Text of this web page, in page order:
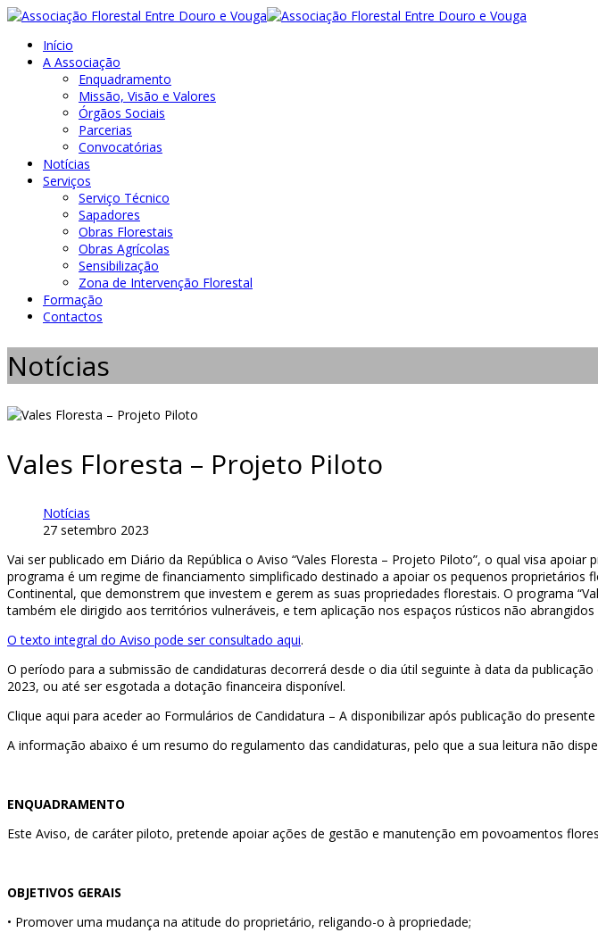
Início
A Associação
Enquadramento
Missão, Visão e Valores
Órgãos Sociais
Parcerias
Convocatórias
Notícias
Serviços
Serviço Técnico
Sapadores
Obras Florestais
Obras Agrícolas
Sensibilização
Zona de Intervenção Florestal
Formação
Contactos
Notícias
Vales Floresta – Projeto Piloto
Notícias
27 setembro 2023
Vai ser publicado em Diário da República o Aviso “Vales Floresta – Projeto Piloto”, o qual visa
programa é um regime de financiamento simplificado destinado a apoiar os pequenos
Continental, que demonstrem que investem e gerem as suas propriedades florestais. O programa
também ele dirigido aos territórios vulneráveis, e tem aplicação nos espaços rústicos não
O texto integral do Aviso pode ser consultado aqui.
O período para a submissão de candidaturas decorrerá desde o dia útil seguinte à data da
2023, ou até ser esgotada a dotação financeira disponível.
Clique aqui para aceder ao Formulários de Candidatura – A disponibilizar após publicação do
A informação abaixo é um resumo do regulamento das candidaturas, pelo que a sua leitura não
ENQUADRAMENTO
Este Aviso, de caráter piloto, pretende apoiar ações de gestão e manutenção em povoamentos
OBJETIVOS GERAIS
• Promover uma mudança na atitude do proprietário, religando-o à propriedade;